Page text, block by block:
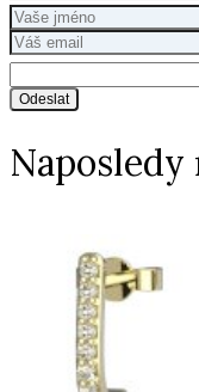
Odeslat
Naposledy